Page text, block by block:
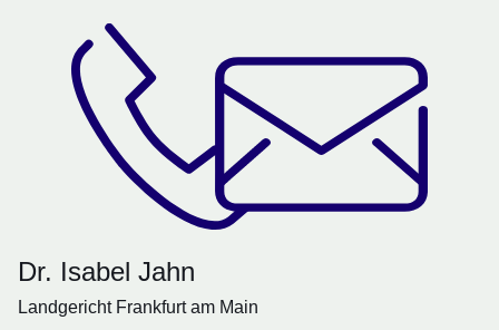
Dr. Isabel Jahn
Landgericht Frankfurt am Main